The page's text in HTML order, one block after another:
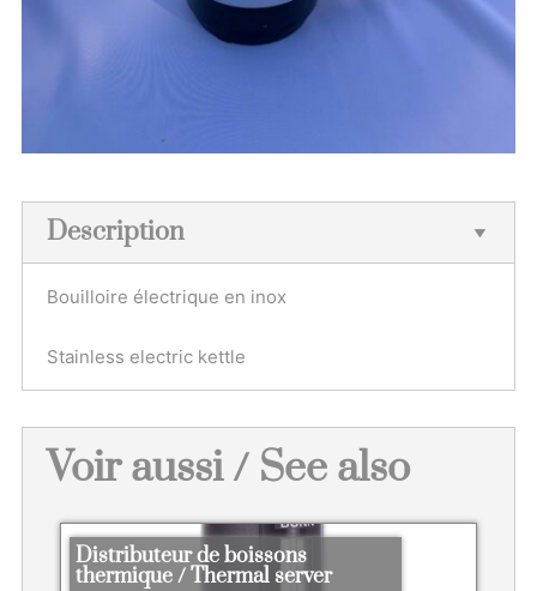
Description
Bouilloire électrique en inox
Stainless electric kettle
Voir aussi / See also
Distributeur de boissons
thermique / Thermal server